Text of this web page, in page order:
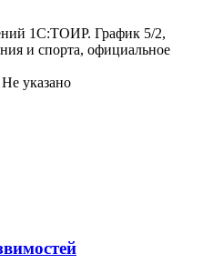
1С:ТОИР. График 5/2,
и спорта, официальное
Не указано